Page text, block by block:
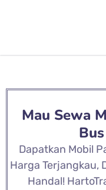
Mau Sewa
Dapatkan Mobil
Harga Terjangkau,
Handal!